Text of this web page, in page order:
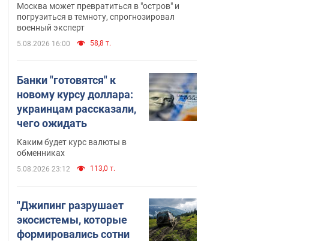
Москва может превратиться в "остров" и
погрузиться в темноту, спрогнозировал
военный эксперт
5.08.2026 16:00 58,8 т.
Банки "готовятся" к
новому курсу доллара:
украинцам рассказали,
чего ожидать
Каким будет курс валюты в
обменниках
5.08.2026 23:12 113,0 т.
"Джипинг разрушает
экосистемы, которые
формировались сотни